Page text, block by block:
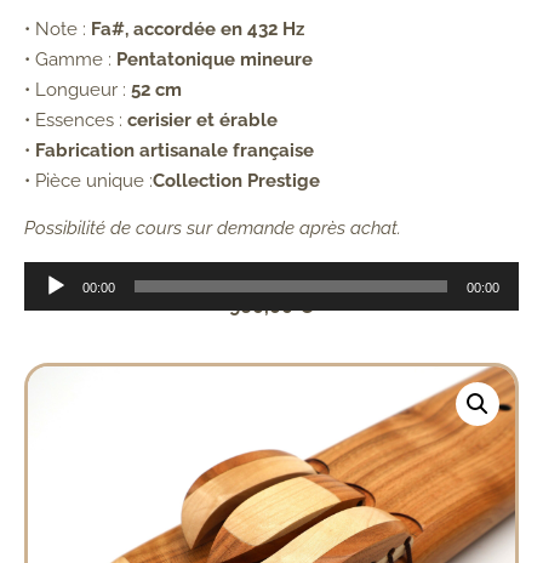
• Note : Fa#, accordée en 432 Hz
• Gamme : Pentatonique mineure
• Longueur : 52 cm
• Essences : cerisier et érable
• Fabrication artisanale française
• Pièce unique :Collection Prestige
Possibilité de cours sur demande après achat.
Lecteur
audio
00:00 00:00
960,00€